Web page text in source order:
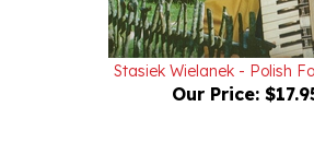
Stasiek Wielanek - Polish
Our Price: